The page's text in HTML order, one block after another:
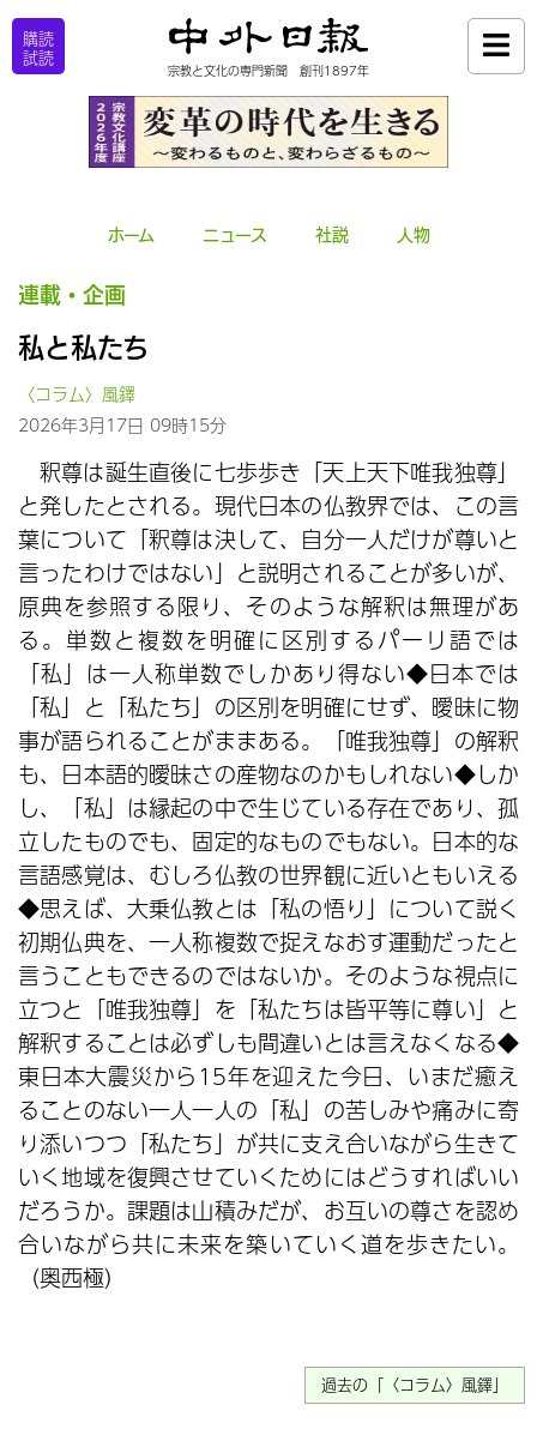
購読
試読
宗教と文化の専門新聞 創刊1897年
ホーム ニュース 社説 人物
連載・企画
私と私たち
〈コラム〉風鐸
2026年3月17日 09時15分
釈尊は誕生直後に七歩歩き「天上天下唯我独尊」
と発したとされる。現代日本の仏教界では、この言
葉について「釈尊は決して、自分一人だけが尊いと
言ったわけではない」と説明されることが多いが、
原典を参照する限り、そのような解釈は無理があ
る。単数と複数を明確に区別するパーリ語では
「私」は一人称単数でしかあり得ない◆日本では
「私」と「私たち」の区別を明確にせず、曖昧に物
事が語られることがままある。「唯我独尊」の解釈
も、日本語的曖昧さの産物なのかもしれない◆しか
し、「私」は縁起の中で生じている存在であり、孤
立したものでも、固定的なものでもない。日本的な
言語感覚は、むしろ仏教の世界観に近いともいえる
◆思えば、大乗仏教とは「私の悟り」について説く
初期仏典を、一人称複数で捉えなおす運動だったと
言うこともできるのではないか。そのような視点に
立つと「唯我独尊」を「私たちは皆平等に尊い」と
解釈することは必ずしも間違いとは言えなくなる◆
東日本大震災から15年を迎えた今日、いまだ癒え
ることのない一人一人の「私」の苦しみや痛みに寄
り添いつつ「私たち」が共に支え合いながら生きて
いく地域を復興させていくためにはどうすればいい
だろうか。課題は山積みだが、お互いの尊さを認め
合いながら共に未来を築いていく道を歩きたい。
（奥西極）
過去の「〈コラム〉風鐸」